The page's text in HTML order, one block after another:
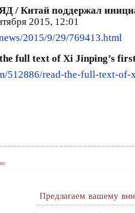
/ Китай поддержал
2015, 12:01
2015/9/29/769413.html
full text of Xi Jinping’s
512886/read-the-full-text-
Предлагаем вашему